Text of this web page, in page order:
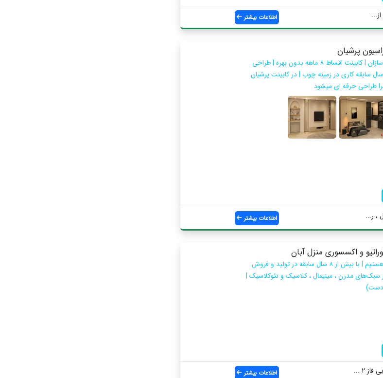
اطلاعات بیشتر
پرشیان
عضو اتحادیه کابینت سازان | کابینت اقساط ۸ ماهه بدون بهره | طراحی
رایگان | با بیش از ۱۰ سال سابقه کاری در زمینه چوب | در کابینت پرشیان
طراحی حرفه ای میشود
، ر... اطلاعات بیشتر
و اکسسوری منزل آبان
ما گروه تولیدی آبان هستیم | با بیش از ۸ سال سابقه در تولید و فروش
سبک‌های مدرن ، مینیمال ، کلاسیک و نئوکلاسیک |
دست)
۲ ... اطلاعات بیشتر